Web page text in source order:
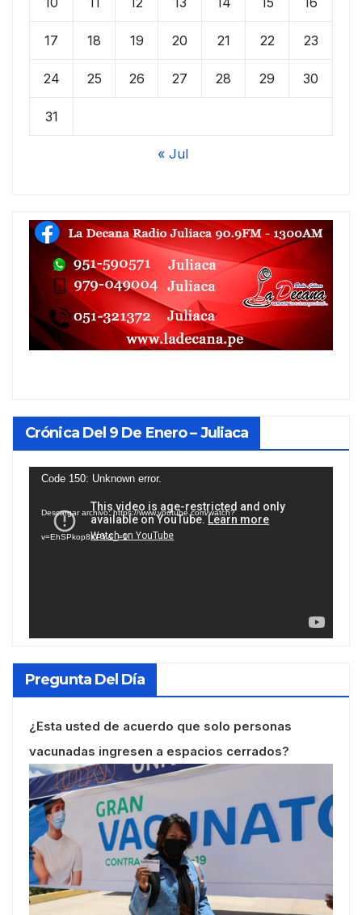
17 18 19 20 21 22 23
24 25 26 27 28 29 30
31
« Jul
Crónica Del 9 De Enero – Juliaca
Reproductor
vídeo
Code 150: Unknown error.
Descargar archivo: https://www.youtube.com/watch?
v=EhSPkop8KPY&_=1
Pregunta Del Día
¿Esta usted de acuerdo que solo personas
vacunadas ingresen a espacios cerrados?